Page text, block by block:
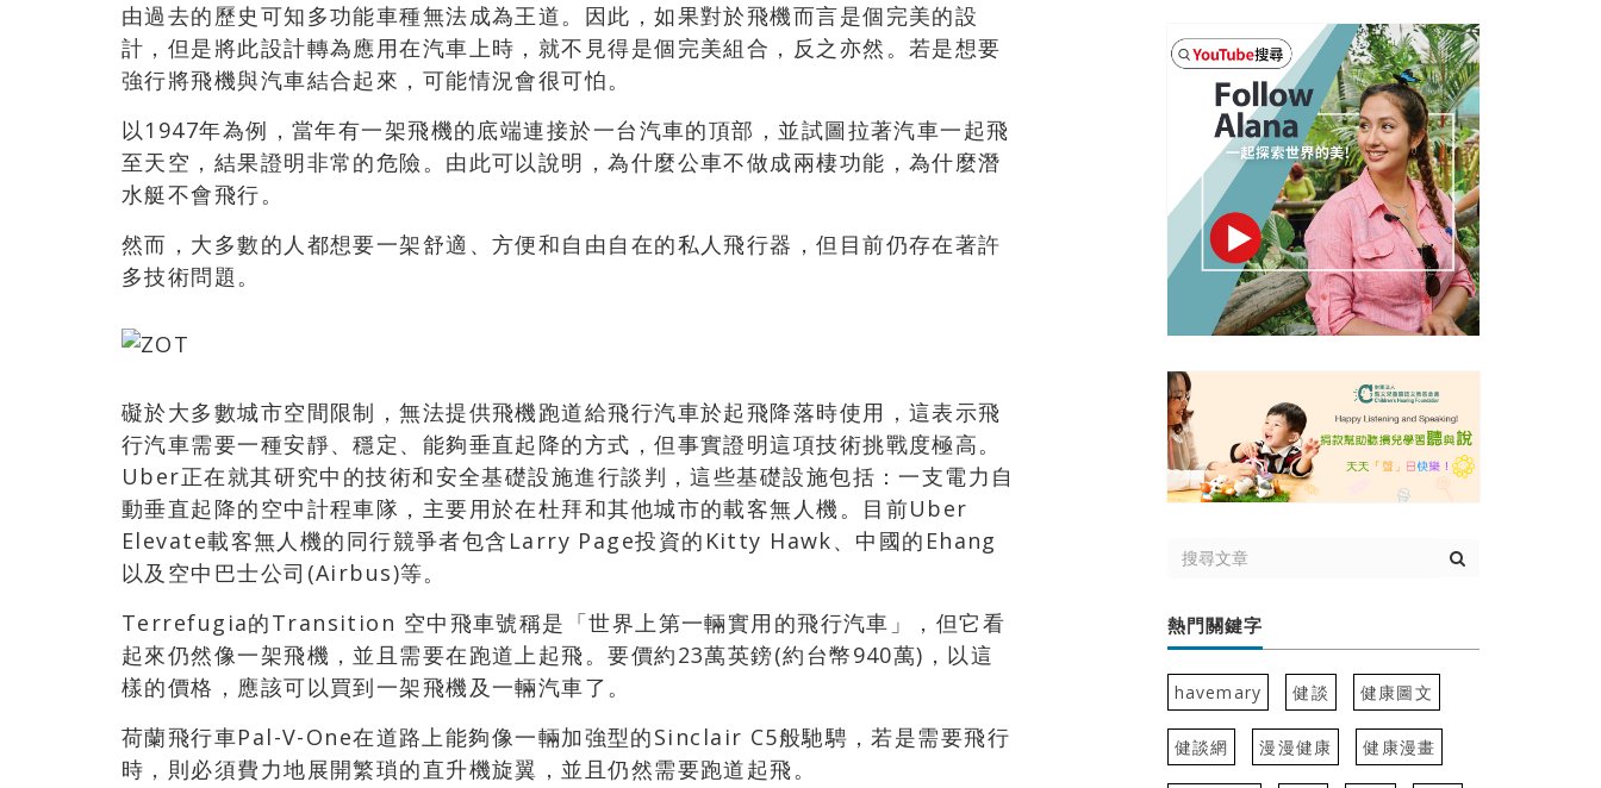
由過去的歷史可知多功能車種無法成為王道。因此，如果對於飛機而言是個完美的設
計，但是將此設計轉為應用在汽車上時，就不見得是個完美組合，反之亦然。若是想要
強行將飛機與汽車結合起來，可能情況會很可怕。
以1947年為例，當年有一架飛機的底端連接於一台汽車的頂部，並試圖拉著汽車一起飛
至天空，結果證明非常的危險。由此可以說明，為什麼公車不做成兩棲功能，為什麼潛
水艇不會飛行。
然而，大多數的人都想要一架舒適、方便和自由自在的私人飛行器，但目前仍存在著許
多技術問題。
礙於大多數城市空間限制，無法提供飛機跑道給飛行汽車於起飛降落時使用，這表示飛
行汽車需要一種安靜、穩定、能夠垂直起降的方式，但事實證明這項技術挑戰度極高。
Uber正在就其研究中的技術和安全基礎設施進行談判，這些基礎設施包括：一支電力自
動垂直起降的空中計程車隊，主要用於在杜拜和其他城市的載客無人機。目前Uber
Elevate載客無人機的同行競爭者包含Larry Page投資的Kitty Hawk、中國的Ehang
以及空中巴士公司(Airbus)等。
Terrefugia的Transition 空中飛車號稱是「世界上第一輛實用的飛行汽車」，但它看
起來仍然像一架飛機，並且需要在跑道上起飛。要價約23萬英鎊(約台幣940萬)，以這
樣的價格，應該可以買到一架飛機及一輛汽車了。
荷蘭飛行車Pal-V-One在道路上能夠像一輛加強型的Sinclair C5般馳騁，若是需要飛行
時，則必須費力地展開繁瑣的直升機旋翼，並且仍然需要跑道起飛。
熱門關鍵字
havemary 健談 健康圖文
健談網 漫漫健康 健康漫畫